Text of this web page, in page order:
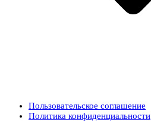
Пользовательское соглашение
Политика конфиденциальности